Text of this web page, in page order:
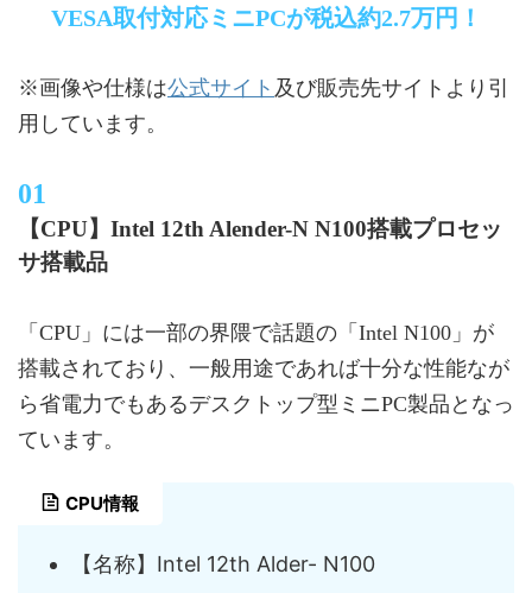
VESA取付対応ミニPCが税込約2.7万円！
※画像や仕様は公式サイト 及び販売先サイトより引
用しています。
【CPU】Intel 12th Alender-N N100搭載プロセッ
サ搭載品
「CPU」には一部の界隈で話題の「Intel N100」が
搭載されており、一般用途であれば十分な性能なが
ら省電力でもあるデスクトップ型ミニPC製品となっ
ています。
CPU情報
【名称】Intel 12th Alder- N100